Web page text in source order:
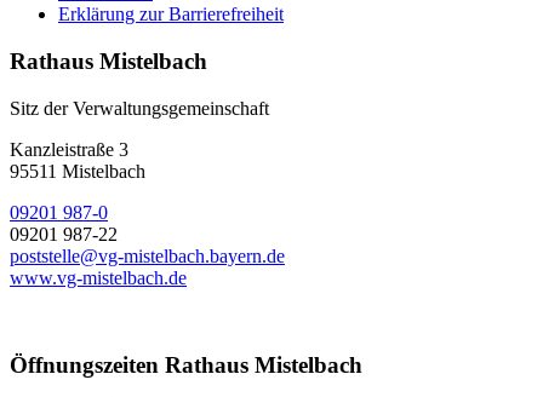
Erklärung zur Barrierefreiheit
Rathaus Mistelbach
Sitz der Verwaltungsgemeinschaft
Kanzleistraße 3
95511 Mistelbach
09201 987-0
09201 987-22
poststelle@vg-mistelbach.bayern.de
www.vg-mistelbach.de
Öffnungszeiten Rathaus Mistelbach